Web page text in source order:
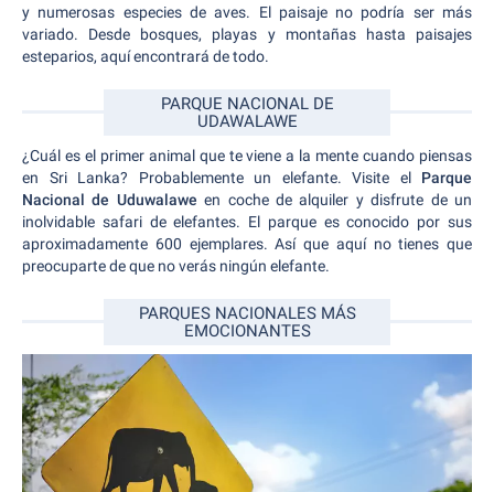
y numerosas especies de aves. El paisaje no podría ser más
variado. Desde bosques, playas y montañas hasta paisajes
esteparios, aquí encontrará de todo.
PARQUE NACIONAL DE
UDAWALAWE
¿Cuál es el primer animal que te viene a la mente cuando piensas
en Sri Lanka? Probablemente un elefante. Visite el Parque
Nacional de Uduwalawe en coche de alquiler y disfrute de un
inolvidable safari de elefantes. El parque es conocido por sus
aproximadamente 600 ejemplares. Así que aquí no tienes que
preocuparte de que no verás ningún elefante.
PARQUES NACIONALES MÁS
EMOCIONANTES